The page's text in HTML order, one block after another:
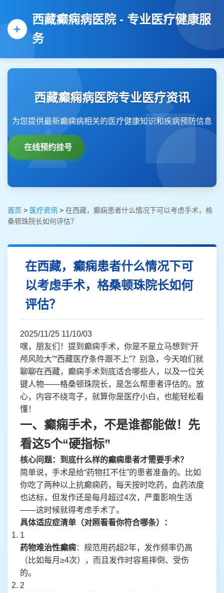
西藏癫痫病医院 - 专业医疗健康服
务
西藏癫痫病医院专业医疗资讯
为您提供最新癫痫病相关的医疗健康知识和疾病预防信息
在线预约挂号
首页 > 医疗资讯 > 在西藏，癫痫患者什么情况下可以考虑手术，格
桑顿珠院长如何评估？
在西藏，癫痫患者什么情况下可
以考虑手术，格桑顿珠院长如何
评估？
2025/11/25 11/10/03
嘿，朋友们！提到癫痫手术，你是不是立马想到“开
颅风险大”“西藏医疗条件跟不上”？别急，今天咱们就
聊聊在西藏，癫痫手术到底适合哪些人，以及一位关
键人物——格桑顿珠院长，是怎么帮患者评估的。放
心，内容不绕弯子，就算你是医疗小白，也能轻松看
懂！
一、癫痫手术，不是谁都能做！先
看这5个“硬指标”
核心问题：到底什么样的癫痫患者才需要手术？
简单说，手术是给“药物扛不住”的患者准备的。比如
你吃了两种以上抗癫痫药，每天按时吃药，血药浓度
也达标，但发作还是每月超过4次，严重影响生活
——这时候就得考虑手术了。
具体适应症清单（对照看看你符合哪条）：
1
药物难治性癫痫：规范用药超2年，发作频率仍高
（比如每月≥4次），而且发作时容易摔倒、受伤
的。
2